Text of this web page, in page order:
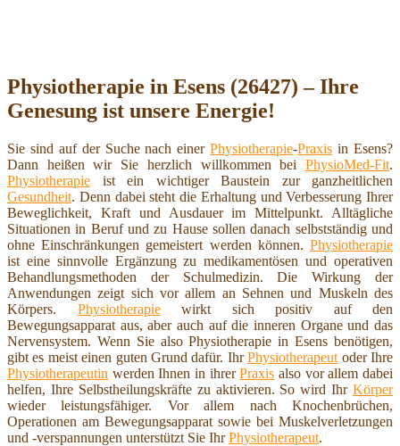
Physiotherapie in Esens (26427) – Ihre
Genesung ist unsere Energie!
Sie sind auf der Suche nach einerPhysiotherapie-Praxis in Esens?
Dann heißen wir Sie herzlich willkommen bei PhysioMed-Fit.
Physiotherapie ist ein wichtiger Baustein zur ganzheitlichen
Gesundheit. Denn dabei steht die Erhaltung und Verbesserung Ihrer
Beweglichkeit, Kraft und Ausdauer im Mittelpunkt. Alltägliche
Situationen in Beruf und zu Hause sollen danach selbstständig und
ohne Einschränkungen gemeistert werden können. Physiotherapie
ist eine sinnvolle Ergänzung zu medikamentösen und operativen
Behandlungsmethoden der Schulmedizin. Die Wirkung der
Anwendungen zeigt sich vor allem an Sehnen und Muskeln des
Körpers. Physiotherapiewirkt sich positiv auf den
Bewegungsapparat aus, aber auch auf die inneren Organe und das
Nervensystem. Wenn Sie also Physiotherapie in Esens benötigen,
gibt es meist einen guten Grund dafür. IhrPhysiotherapeut oder Ihre
Physiotherapeutin werden Ihnen in ihrerPraxis also vor allem dabei
helfen, Ihre Selbstheilungskräfte zu aktivieren. So wird Ihr Körper
wieder leistungsfähiger. Vor allem nach Knochenbrüchen,
Operationen am Bewegungsapparat sowie bei Muskelverletzungen
und -verspannungen unterstützt Sie IhrPhysiotherapeut.